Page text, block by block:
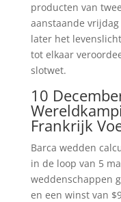
producten van
aanstaande
later het
tot elkaar
slotwet.
10
Frankrijk
Barca wedden
in de loop van 5
weddenschappen
en een winst van